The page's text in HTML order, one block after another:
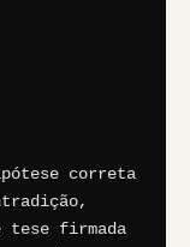
correta
tese firmada